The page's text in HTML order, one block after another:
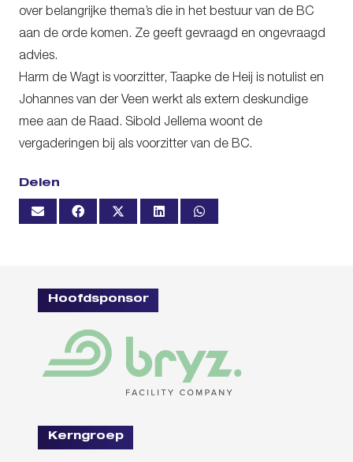
over belangrijke thema’s die in het bestuur van de BC
aan de orde komen. Ze geeft gevraagd en ongevraagd
advies.
Harm de Wagt is voorzitter, Taapke de Heij is notulist en
Johannes van der Veen werkt als extern deskundige
mee aan de Raad. Sibold Jellema woont de
vergaderingen bij als voorzitter van de BC.
Delen
Hoofdsponsor
Kerngroep